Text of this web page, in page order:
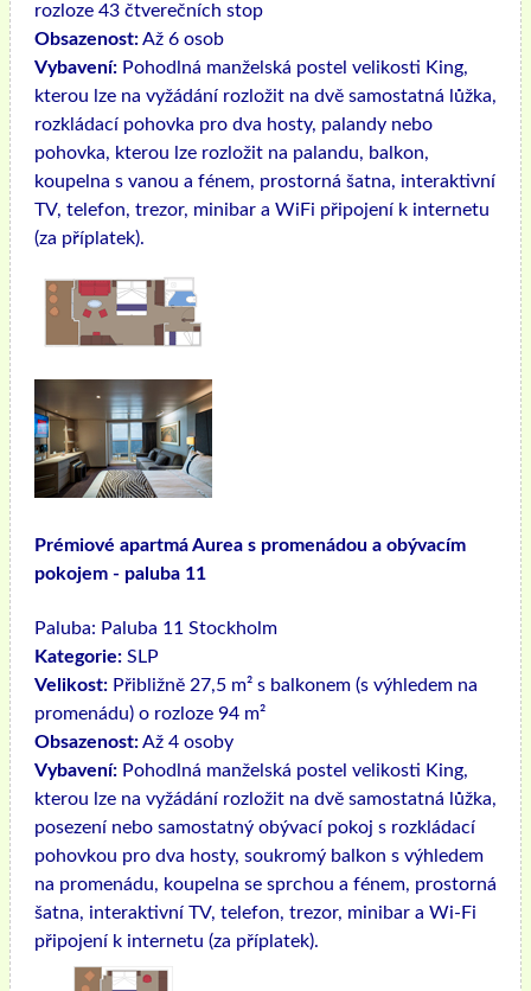
rozloze 43 čtverečních stop
Obsazenost:Až 6 osob
Vybavení: Pohodlná manželská postel velikosti King,
kterou lze na vyžádání rozložit na dvě samostatná lůžka,
rozkládací pohovka pro dva hosty, palandy nebo
pohovka, kterou lze rozložit na palandu, balkon,
koupelna s vanou a fénem, ​​prostorná šatna, interaktivní
TV, telefon, trezor, minibar a WiFi připojení k internetu
(za příplatek).
Prémiové apartmá Aurea s promenádou a obývacím
pokojem - paluba 11
Paluba: Paluba 11 Stockholm
Kategorie: SLP
Velikost: Přibližně 27,5 m² s balkonem (s výhledem na
promenádu) o rozloze 94 m²
Obsazenost:Až 4 osoby
Vybavení: Pohodlná manželská postel velikosti King,
kterou lze na vyžádání rozložit na dvě samostatná lůžka,
posezení nebo samostatný obývací pokoj s rozkládací
pohovkou pro dva hosty, soukromý balkon s výhledem
na promenádu, koupelna se sprchou a fénem, ​​prostorná
šatna, interaktivní TV, telefon, trezor, minibar a Wi-Fi
připojení k internetu (za příplatek).